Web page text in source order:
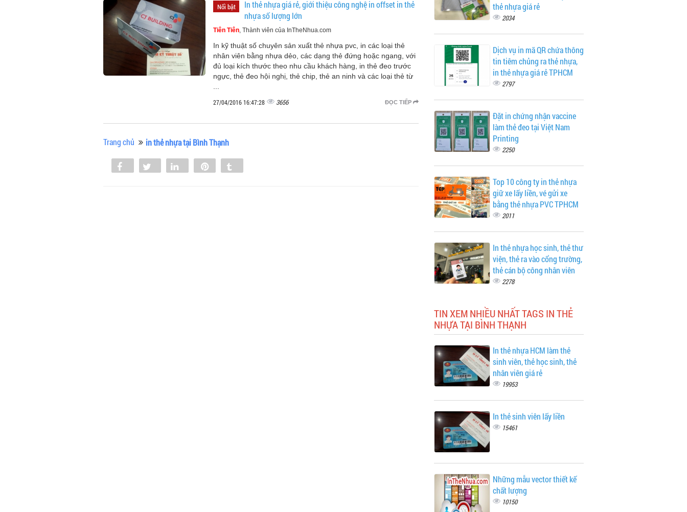
Nổi bật
In thẻ nhựa giá rẻ, giới thiệu công nghệ in offset in thẻ
nhựa số lượng lớn
Tiên Tiên, Thành viên của InTheNhua.com
In kỹ thuật số chuyên sản xuất thẻ nhựa pvc, in các loại thẻ
nhân viên bằng nhựa dẻo, các dạng thẻ đứng hoặc ngang, với
đủ loại kích thước theo nhu cầu khách hàng, in thẻ đeo trước
ngực, thẻ đeo hội nghị, thẻ chip, thẻ an ninh và các loại thẻ từ
ĐỌC TIẾP
27/04/2016 16:47:28 3656
Trang chủ in thẻ nhựa tại Bình Thạnh
Share Tweet Share
thẻ nhựa giá rẻ
2034
Dịch vụ in mã QR chứa thông
tin tiêm chủng ra thẻ nhựa,
in thẻ nhựa giá rẻ TPHCM
2797
Đặt in chứng nhận vaccine
làm thẻ đeo tại Việt Nam
Printing
2250
Top 10 công ty in thẻ nhựa
giữ xe lấy liền, vé gửi xe
bằng thẻ nhựa PVC TPHCM
2011
In thẻ nhựa học sinh, thẻ thư
viện, thẻ ra vào cổng trường,
thẻ cán bộ công nhân viên
2278
TIN XEM NHIỀU NHẤT TAGS IN THẺ
NHỰA TẠI BÌNH THẠNH
In thẻ nhựa HCM làm thẻ
sinh viên, thẻ học sinh, thẻ
nhân viên giá rẻ
19953
In thẻ sinh viên lấy liền
15461
Những mẫu vector thiết kế
chất lượng
10150